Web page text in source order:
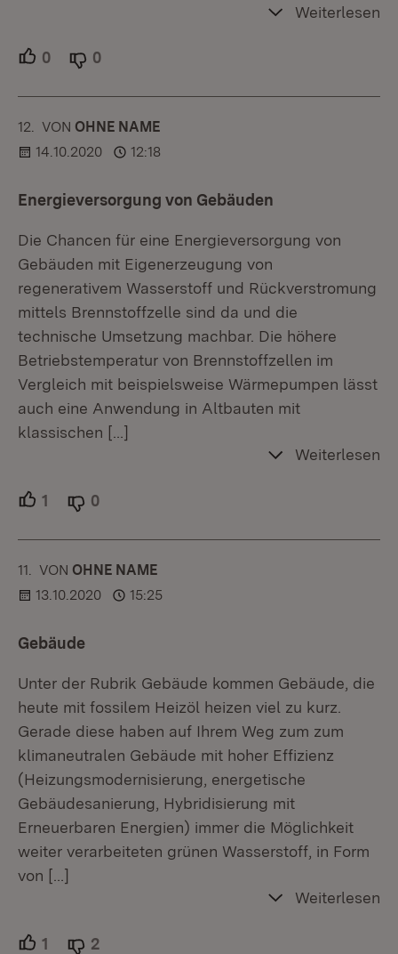
Weiterlesen
0 Unterstützer.
0
12. KOMMENTAR
VON :OHNE NAME
14.10.2020
12:18
Energieversorgung von Gebäuden
Die Chancen für eine Energieversorgung von
Gebäuden mit Eigenerzeugung von
regenerativem Wasserstoff und Rückverstromung
mittels Brennstoffzelle sind da und die
technische Umsetzung machbar. Die höhere
Betriebstemperatur von Brennstoffzellen im
Vergleich mit beispielsweise Wärmepumpen lässt
auch eine Anwendung in Altbauten mit
klassischen […]
Weiterlesen
1 Unterstützer.
0
11. KOMMENTAR
VON :OHNE NAME
13.10.2020
15:25
Gebäude
Unter der Rubrik Gebäude kommen Gebäude, die
heute mit fossilem Heizöl heizen viel zu kurz.
Gerade diese haben auf Ihrem Weg zum zum
klimaneutralen Gebäude mit hoher Effizienz
(Heizungsmodernisierung, energetische
Gebäudesanierung, Hybridisierung mit
Erneuerbaren Energien) immer die Möglichkeit
weiter verarbeiteten grünen Wasserstoff, in Form
von […]
Weiterlesen
1 Unterstützer.
2